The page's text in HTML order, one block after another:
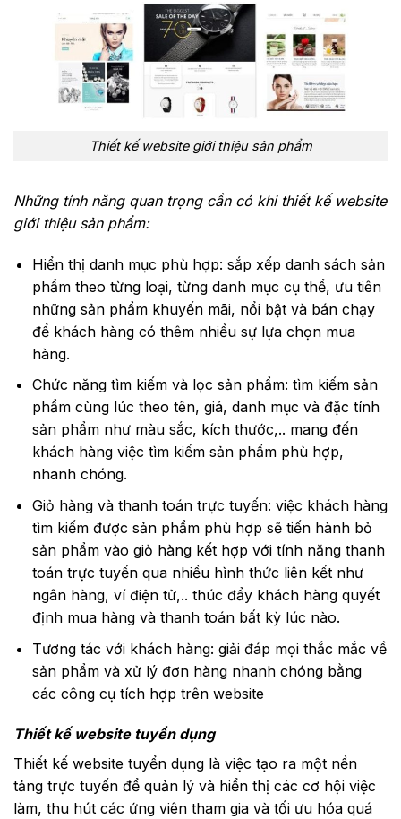
Thiết kế website giới thiệu sản phẩm
Những tính năng quan trọng cần có khi thiết kế website
giới thiệu sản phẩm:
Hiển thị danh mục phù hợp: sắp xếp danh sách sản
phẩm theo từng loại, từng danh mục cụ thể, ưu tiên
những sản phẩm khuyến mãi, nổi bật và bán chạy
để khách hàng có thêm nhiều sự lựa chọn mua
hàng.
Chức năng tìm kiếm và lọc sản phẩm: tìm kiếm sản
phẩm cùng lúc theo tên, giá, danh mục và đặc tính
sản phẩm như màu sắc, kích thước,.. mang đến
khách hàng việc tìm kiếm sản phẩm phù hợp,
nhanh chóng.
Giỏ hàng và thanh toán trực tuyến: việc khách hàng
tìm kiếm được sản phẩm phù hợp sẽ tiến hành bỏ
sản phẩm vào giỏ hàng kết hợp với tính năng thanh
toán trực tuyến qua nhiều hình thức liên kết như
ngân hàng, ví điện tử,.. thúc đẩy khách hàng quyết
định mua hàng và thanh toán bất kỳ lúc nào.
Tương tác với khách hàng: giải đáp mọi thắc mắc về
sản phẩm và xử lý đơn hàng nhanh chóng bằng
các công cụ tích hợp trên website
Thiết kế website tuyển dụng
Thiết kế website tuyển dụng là việc tạo ra một nền
tảng trực tuyến để quản lý và hiển thị các cơ hội việc
làm, thu hút các ứng viên tham gia và tối ưu hóa quá